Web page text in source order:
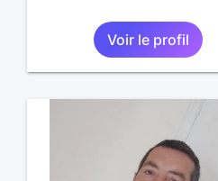
Voir le profil